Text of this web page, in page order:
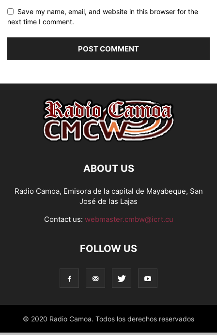
Save my name, email, and website in this browser for the
next time I comment.
ABOUT US
Radio Camoa, Emisora de la capital de Mayabeque, San
José de las Lajas
Contact us: webmaster.cmbw@icrt.cu
FOLLOW US
© 2020 Radio Camoa. Todos los derechos reservados